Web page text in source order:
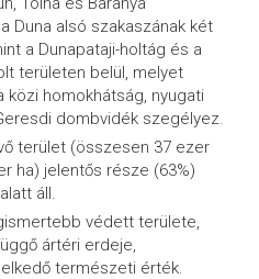
Duna alsó szakaszának két
a Dunapataji-holtág és a
területen belül, melyet
közi homokhátság, nyugati
dombvidék szegélyez.
terület (összesen 37 ezer
ha) jelentős része (63%)
áll.
védett területe,
ártéri erdeje,
természeti érték.